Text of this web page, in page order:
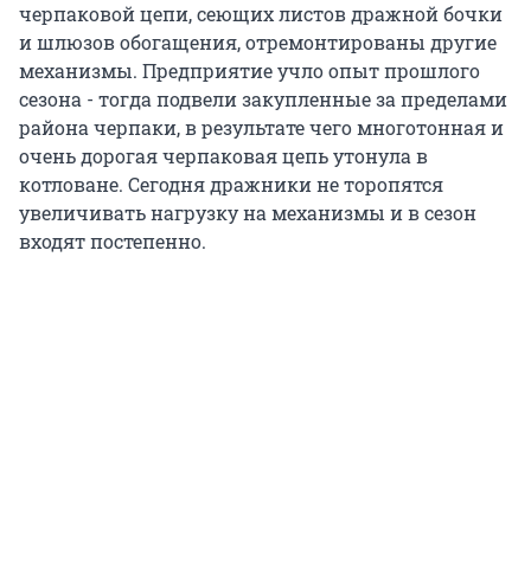
черпаковой цепи, сеющих листов дражной бочки
и шлюзов обогащения, отремонтированы другие
механизмы. Предприятие учло опыт прошлого
сезона - тогда подвели закупленные за пределами
района черпаки, в результате чего многотонная и
очень дорогая черпаковая цепь утонула в
котловане. Сегодня дражники не торопятся
увеличивать нагрузку на механизмы и в сезон
входят постепенно.